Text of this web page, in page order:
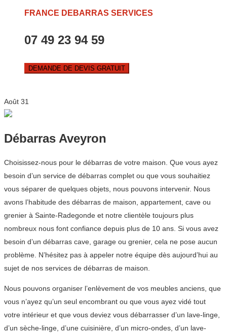
FRANCE DEBARRAS SERVICES
07 49 23 94 59
DEMANDE DE DEVIS GRATUIT
Août 31
Débarras Aveyron
Choisissez-nous pour le débarras de votre maison. Que vous ayez
besoin d’un service de débarras complet ou que vous souhaitiez
vous séparer de quelques objets, nous pouvons intervenir. Nous
avons l’habitude des débarras de maison, appartement, cave ou
grenier à Sainte-Radegonde et notre clientèle toujours plus
nombreux nous font confiance depuis plus de 10 ans. Si vous avez
besoin d’un débarras cave, garage ou grenier, cela ne pose aucun
problème. N’hésitez pas à appeler notre équipe dès aujourd’hui au
sujet de nos services de débarras de maison.
Nous pouvons organiser l’enlèvement de vos meubles anciens, que
vous n’ayez qu’un seul encombrant ou que vous ayez vidé tout
votre intérieur et que vous deviez vous débarrasser d’un lave-linge,
d’un sèche-linge, d’une cuisinière, d’un micro-ondes, d’un lave-